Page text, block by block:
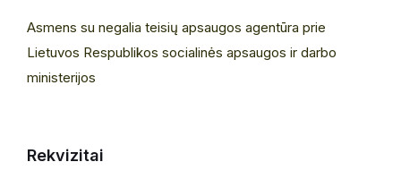
Asmens su negalia teisių apsaugos agentūra prie
Lietuvos Respublikos socialinės apsaugos ir darbo
ministerijos
Rekvizitai